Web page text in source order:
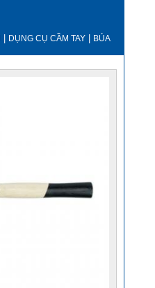
DỤNG CỤ CẦM TAY BÚA